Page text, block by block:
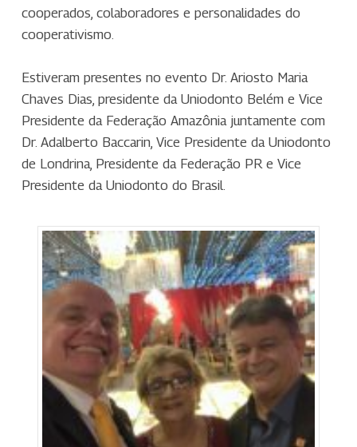
cooperados, colaboradores e personalidades do
cooperativismo.
Estiveram presentes no evento Dr. Ariosto Maria
Chaves Dias, presidente da Uniodonto Belém e Vice
Presidente da Federação Amazônia juntamente com
Dr. Adalberto Baccarin, Vice Presidente da Uniodonto
de Londrina, Presidente da Federação PR e Vice
Presidente da Uniodonto do Brasil.